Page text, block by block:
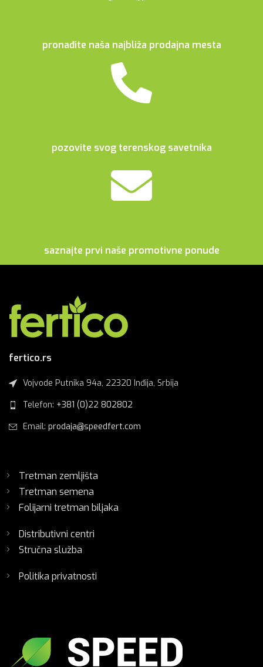
pronađite naša najbliža prodajna mesta
pozovite svog terenskog savetnika
saznajte prvi naše promotivne ponude
fertico.rs
Vojvode Putnika 94a, 22320 Inđija, Srbija
Telefon: +381 (0)22 802802
Email: prodaja@speedfert.com
Tretman zemljišta
Tretman semena
Folijarni tretman biljaka
Distributivni centri
Stručna služba
Politika privatnosti